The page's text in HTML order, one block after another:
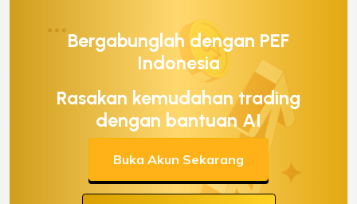
Bergabunglah dengan PEF
Indonesia
Rasakan kemudahan trading
dengan bantuan AI
Buka Akun Sekarang